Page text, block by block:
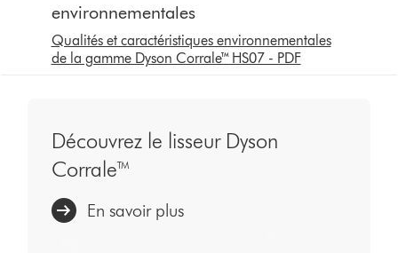
environnementales
Qualités et caractéristiques environnementales
de la gamme Dyson Corrale™ HS07 - PDF
Découvrez le lisseur Dyson
Corrale™
En savoir plus